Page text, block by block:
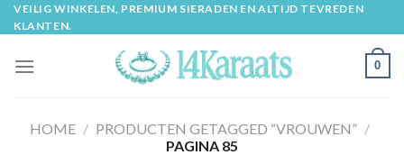
Skip
to
VEILIG WINKELEN, PREMIUM SIERADEN EN ALTIJD TEVREDEN
KLANTEN.
0
HOME / PRODUCTEN GETAGGED “VROUWEN” /
PAGINA 85